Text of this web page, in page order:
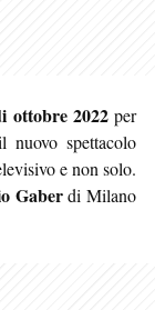
ottobre 2022per
spettacolo
e non solo.
Gaberdi Milano